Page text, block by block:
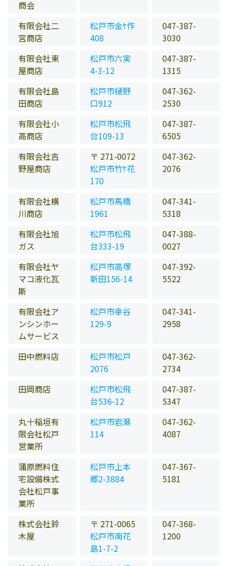
商会
有限会社二
宮商店
松戸市金ｹ作
408
047-387-
3030
有限会社東
屋商店
松戸市六実
4-3-12
047-387-
1315
有限会社島
田商店
松戸市樋野
口912
047-362-
2530
有限会社小
高商店
松戸市松飛
台109-13
047-387-
6505
有限会社吉
野屋商店
〒 271-0072
松戸市竹ｹ花
170
047-362-
2076
有限会社横
川商店
松戸市馬橋
1961
047-341-
5318
有限会社旭
ガス
松戸市松飛
台333-19
047-388-
0027
有限会社ヤ
マコ液化瓦
斯
松戸市高塚
新田156-14
047-392-
5522
有限会社ア
ンシンホー
ムサービス
松戸市幸谷
129-9
047-341-
2958
田中燃料店
松戸市松戸
2076
047-362-
2734
田岡商店
松戸市松飛
台536-12
047-387-
5347
丸十稲垣有
限会社松戸
営業所
松戸市岩瀬
114
047-362-
4087
蒲原燃料住
宅設備株式
会社松戸事
業所
松戸市上本
郷2-3884
047-367-
5181
株式会社鈴
木屋
〒 271-0065
松戸市南花
島1-7-2
047-368-
1200